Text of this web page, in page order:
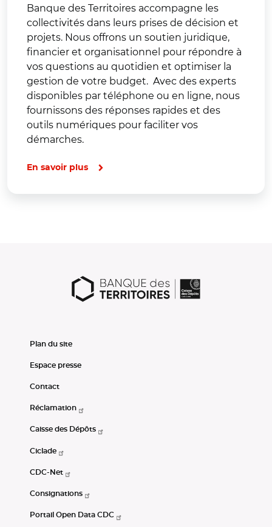
Banque des Territoires accompagne les
collectivités dans leurs prises de décision et
projets. Nous offrons un soutien juridique,
financier et organisationnel pour répondre à
vos questions au quotidien et optimiser la
gestion de votre budget. Avec des experts
disponibles par téléphone ou en ligne, nous
fournissons des réponses rapides et des
outils numériques pour faciliter vos
démarches.
En savoir plus
Plan du site
Espace presse
Contact
Réclamation
Caisse des Dépôts
Ciclade
CDC-Net
Consignations
Portail Open Data CDC